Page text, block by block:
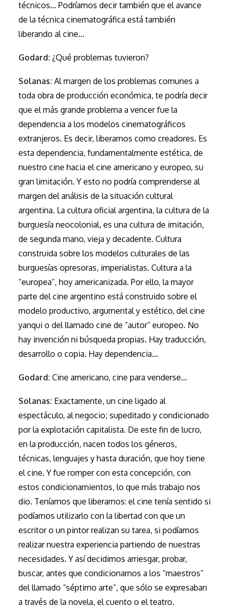
técnicos… Podríamos decir también que el avance
de la técnica cinematográfica está también
liberando al cine…
Godard: ¿Qué problemas tuvieron?
Solanas: Al margen de los problemas comunes a
toda obra de producción económica, te podría decir
que el más grande problema a vencer fue la
dependencia a los modelos cinematográficos
extranjeros. Es decir, liberarnos como creadores. Es
esta dependencia, fundamentalmente estética, de
nuestro cine hacia el cine americano y europeo, su
gran limitación. Y esto no podría comprenderse al
margen del análisis de la situación cultural
argentina. La cultura oficial argentina, la cultura de la
burguesía neocolonial, es una cultura de imitación,
de segunda mano, vieja y decadente. Cultura
construida sobre los modelos culturales de las
burguesías opresoras, imperialistas. Cultura a la
“europea”, hoy americanizada. Por ello, la mayor
parte del cine argentino está construido sobre el
modelo productivo, argumental y estético, del cine
yanqui o del llamado cine de “autor” europeo. No
hay invención ni búsqueda propias. Hay traducción,
desarrollo o copia. Hay dependencia…
Godard: Cine americano, cine para venderse…
Solanas: Exactamente, un cine ligado al
espectáculo, al negocio; supeditado y condicionado
por la explotación capitalista. De este fin de lucro,
en la producción, nacen todos los géneros,
técnicas, lenguajes y hasta duración, que hoy tiene
el cine. Y fue romper con esta concepción, con
estos condicionamientos, lo que más trabajo nos
dio. Teníamos que liberarnos: el cine tenía sentido si
podíamos utilizarlo con la libertad con que un
escritor o un pintor realizan su tarea, si podíamos
realizar nuestra experiencia partiendo de nuestras
necesidades. Y así decidimos arriesgar, probar,
buscar, antes que condicionarnos a los “maestros”
del llamado “séptimo arte”, que sólo se expresaban
a través de la novela, el cuento o el teatro.